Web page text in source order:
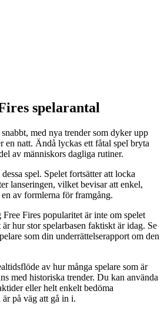
spelarantal
med nya trender som dyker upp
en natt. Ändå lyckas ett fåtal spel bryta
av människors dagliga rutiner.
spel. Spelet fortsätter att locka
lanseringen, vilket bevisar att enkel,
av formlerna för framgång.
Fires popularitet är inte om spelet
hur stor spelarbasen faktiskt är idag. Se
som din underrättelserapport om den
av hur många spelare som är
med historiska trender. Du kan använda
eller helt enkelt bedöma
på väg att gå in i.